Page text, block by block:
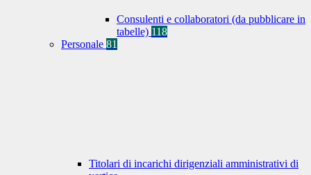
Consulenti e collaboratori (da pubblicare in
tabelle) 118
Personale 81
Titolari di incarichi dirigenziali amministrativi di